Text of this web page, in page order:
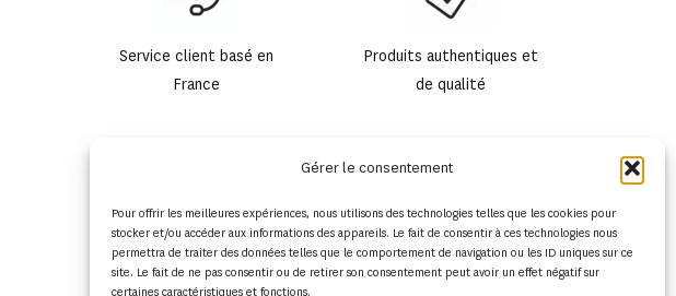
Gérer le consentement
Pour offrir les meilleures expériences, nous utilisons des technologies telles que les cookies pour
stocker et/ou accéder aux informations des appareils. Le fait de consentir à ces technologies nous
permettra de traiter des données telles que le comportement de navigation ou les ID uniques sur ce
site. Le fait de ne pas consentir ou de retirer son consentement peut avoir un effet négatif sur
certaines caractéristiques et fonctions.
Service client basé en
France
Produits authentiques et
de qualité